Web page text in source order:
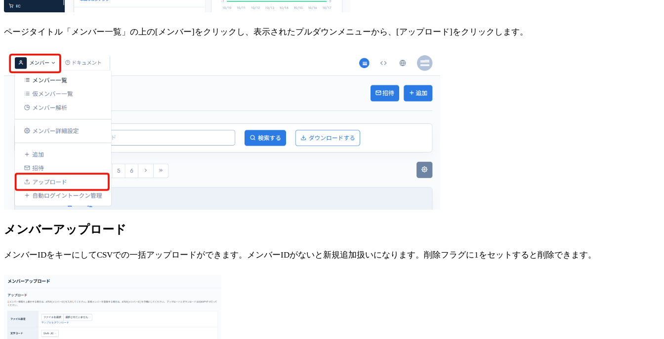
ページタイトル「メンバー一覧」の上の[メンバー]をクリックし、表示されたプルダウンメニューから、[アップロード]をクリックします。
メンバーアップロード
メンバーIDをキーにしてCSVでの一括アップロードができます。メンバーIDがないと新規追加扱いになります。削除フラグに1をセットすると削除できます。